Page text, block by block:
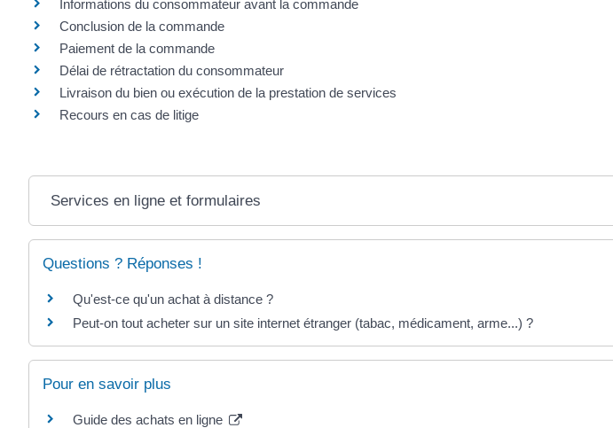
Informations du consommateur avant la commande
Conclusion de la commande
Paiement de la commande
Délai de rétractation du consommateur
Livraison du bien ou exécution de la prestation de services
Recours en cas de litige
Services en ligne et formulaires
Questions ? Réponses !
Qu'est-ce qu'un achat à distance ?
Peut-on tout acheter sur un site internet étranger (tabac, médicament, arme...) ?
Pour en savoir plus
Guide des achats en ligne